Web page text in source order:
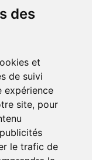
des
et
de suivi
expérience
site, pour
le trafic de